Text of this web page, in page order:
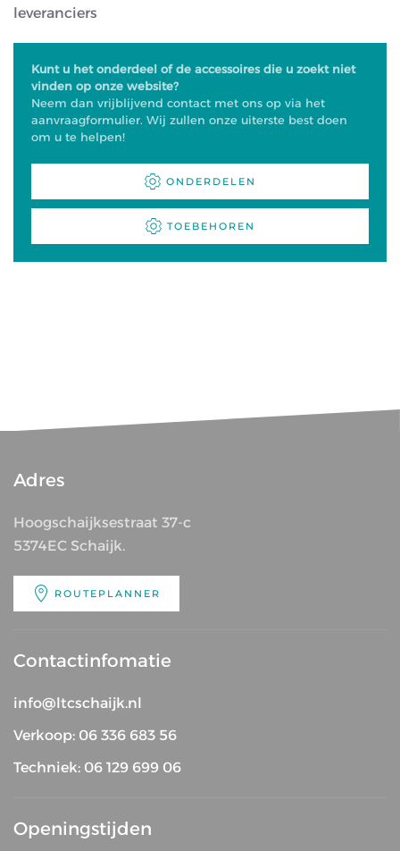
leveranciers
Kunt u het onderdeel of de accessoires die u zoekt niet
vinden op onze website?
Neem dan vrijblijvend contact met ons op via het
aanvraagformulier. Wij zullen onze uiterste best doen
om u te helpen!
ONDERDELEN
TOEBEHOREN
Adres
Hoogschaijksestraat 37-c
5374EC Schaijk.
ROUTEPLANNER
Contactinfomatie
info@ltcschaijk.nl
Verkoop: 06 336 683 56
Techniek: 06 129 699 06
Openingstijden